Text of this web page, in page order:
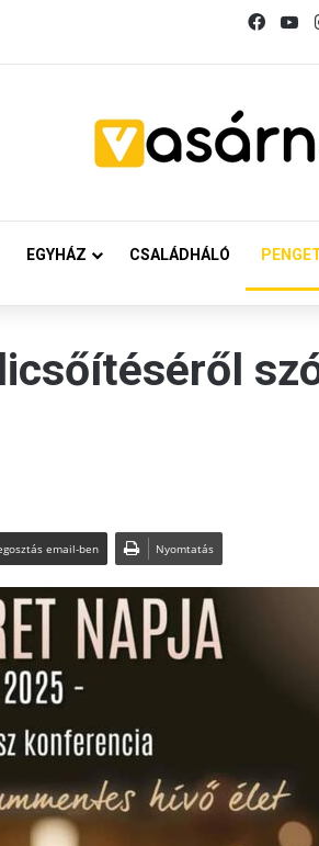
EGYHÁZ CSALÁDHÁLÓ
email-ben Nyomtatás